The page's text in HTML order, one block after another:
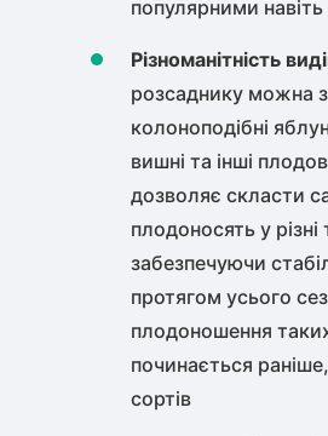
популярними
Різноманітність
розсаднику можна
колоноподібні
вишні та інші
дозволяє скласти
плодоносять у різні
забезпечуючи
протягом усього
плодоношення
починається
сортів